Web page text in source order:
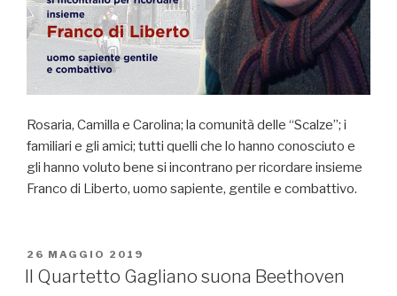
Rosaria, Camilla e Carolina; la comunità delle “Scalze”; i
familiari e gli amici; tutti quelli che lo hanno conosciuto e
gli hanno voluto bene si incontrano per ricordare insieme
Franco di Liberto, uomo sapiente, gentile e combattivo.
PUBBLICATO
IL
26 MAGGIO 2019
Il Quartetto Gagliano suona Beethoven